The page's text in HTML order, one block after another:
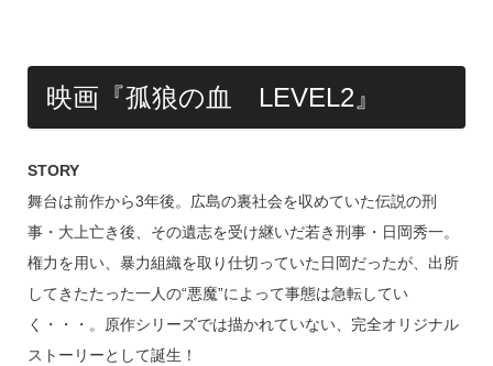
映画『孤狼の血 LEVEL2』
STORY
舞台は前作から3年後。広島の裏社会を収めていた伝説の刑
事・大上亡き後、その遺志を受け継いだ若き刑事・日岡秀一。
権力を用い、暴力組織を取り仕切っていた日岡だったが、出所
してきたたった一人の“悪魔”によって事態は急転してい
く・・・。原作シリーズでは描かれていない、完全オリジナル
ストーリーとして誕生！